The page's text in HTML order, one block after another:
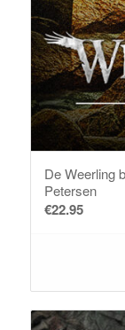
De Weerling
Petersen
€22.95